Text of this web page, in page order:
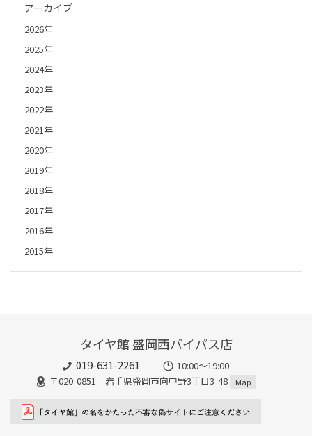
アーカイブ
2026年
2025年
2024年
2023年
2022年
2021年
2020年
2019年
2018年
2017年
2016年
2015年
タイヤ館 盛岡西バイパス店
019-631-2261
10:00～19:00
〒020-0851 岩手県盛岡市向中野3丁目3-48
Map